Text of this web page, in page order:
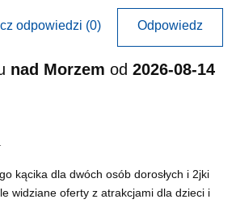
odpowiedzi (0) Odpowiedz
nad Morzem od 2026-08-14
kącika dla dwóch osób dorosłych i 2jki
widziane oferty z atrakcjami dla dzieci i